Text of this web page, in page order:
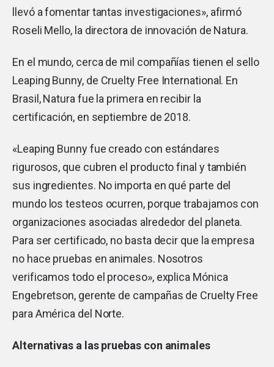
llevó a fomentar tantas investigaciones», afirmó
Roseli Mello, la directora de innovación de Natura.
En el mundo, cerca de mil compañías tienen el sello
Leaping Bunny, de Cruelty Free International. En
Brasil, Natura fue la primera en recibir la
certificación, en septiembre de 2018.
«Leaping Bunny fue creado con estándares
rigurosos, que cubren el producto final y también
sus ingredientes. No importa en qué parte del
mundo los testeos ocurren, porque trabajamos con
organizaciones asociadas alrededor del planeta.
Para ser certificado, no basta decir que la empresa
no hace pruebas en animales. Nosotros
verificamos todo el proceso», explica Mónica
Engebretson, gerente de campañas de Cruelty Free
para América del Norte.
Alternativas a las pruebas con animales